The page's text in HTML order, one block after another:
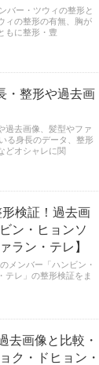
バー・ツウィの整形と
ィの整形の有無、胸が
もに整形・豊
・整形や過去画
過去画像、髪型やファ
る身長のデータ、整形
どオシャレに関
検証！過去画
ン・ヒョンソ
ラン・テレ】
メンバー「ハンビン・
テレ」の整形検証をま
去画像と比較・
ク・ドヒョン・